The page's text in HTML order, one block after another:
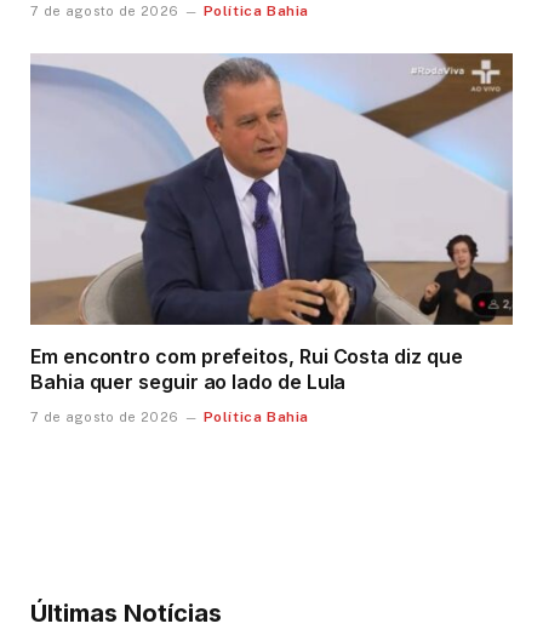
7 de agosto de 2026 Política Bahia
Em encontro com prefeitos, Rui Costa diz que
Bahia quer seguir ao lado de Lula
7 de agosto de 2026 Política Bahia
Últimas Notícias